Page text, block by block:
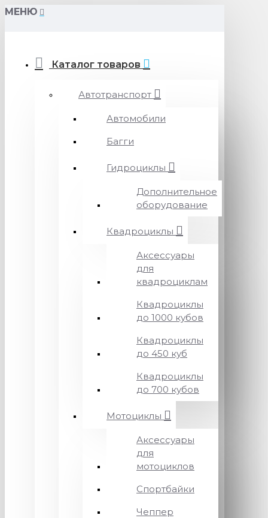
МЕНЮ
Каталог товаров
Автотранспорт
Автомобили
Багги
Гидроциклы
Дополнительное
оборудование
Квадроциклы
Аксессуары
для
квадроциклам
Квадроциклы
до 1000 кубов
Квадроциклы
до 450 куб
Квадроциклы
до 700 кубов
Мотоциклы
Аксессуары
для
мотоциклов
Спортбайки
Чеппер